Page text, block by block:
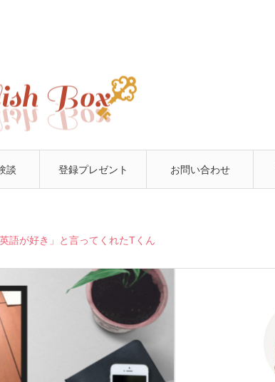
談 登録プレゼント お問い合わせ
語が好き」と言ってくれたTくん